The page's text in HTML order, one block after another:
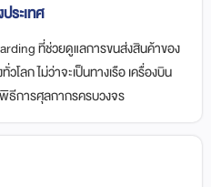
ระเทศ
ที่ช่วยดูแลการขนส่งสินค้าของ
ลก ไม่ว่าจะเป็นทางเรือ เครื่องบิน
ธีการศุลกากรครบวงจร